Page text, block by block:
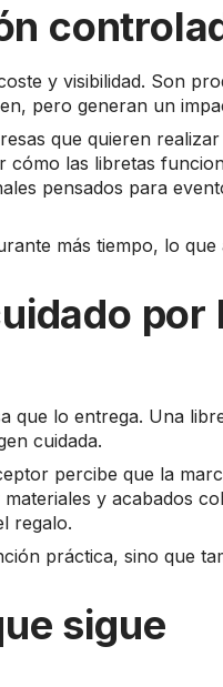
y visibilidad. Son
pero generan un
que quieren
cómo las libretas
pensados para
más tiempo, lo que
por
que lo entrega. Una
cuidada.
percibe que la
y acabados
regalo.
práctica, sino que
sigue